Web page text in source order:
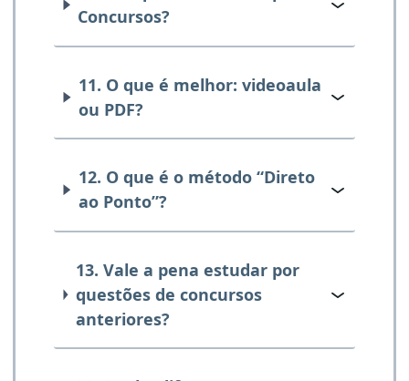
Concursos?
11. O que é melhor: videoaula
ou PDF?
12. O que é o método “Direto
ao Ponto”?
13. Vale a pena estudar por
questões de concursos
anteriores?